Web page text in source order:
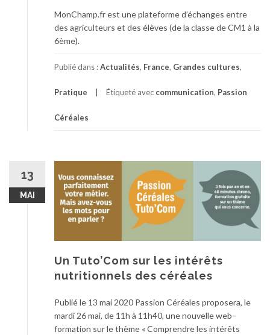
MonChamp.fr est une plateforme d’échanges entre
des agriculteurs et des élèves (de la classe de CM1 à la
6ème).
Publié dans :Actualités, France, Grandes cultures,
Pratique Étiqueté avec communication, Passion
Céréales
13
MAI
Un Tuto’Com sur les intérêts
nutritionnels des céréales
Publié le 13 mai 2020 Passion Céréales proposera, le
mardi 26 mai, de 11h à 11h40, une nouvelle web–
formation sur le thème « Comprendre les intérêts